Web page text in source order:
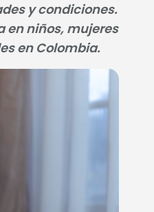
y condiciones.
en niños, mujeres
en Colombia.